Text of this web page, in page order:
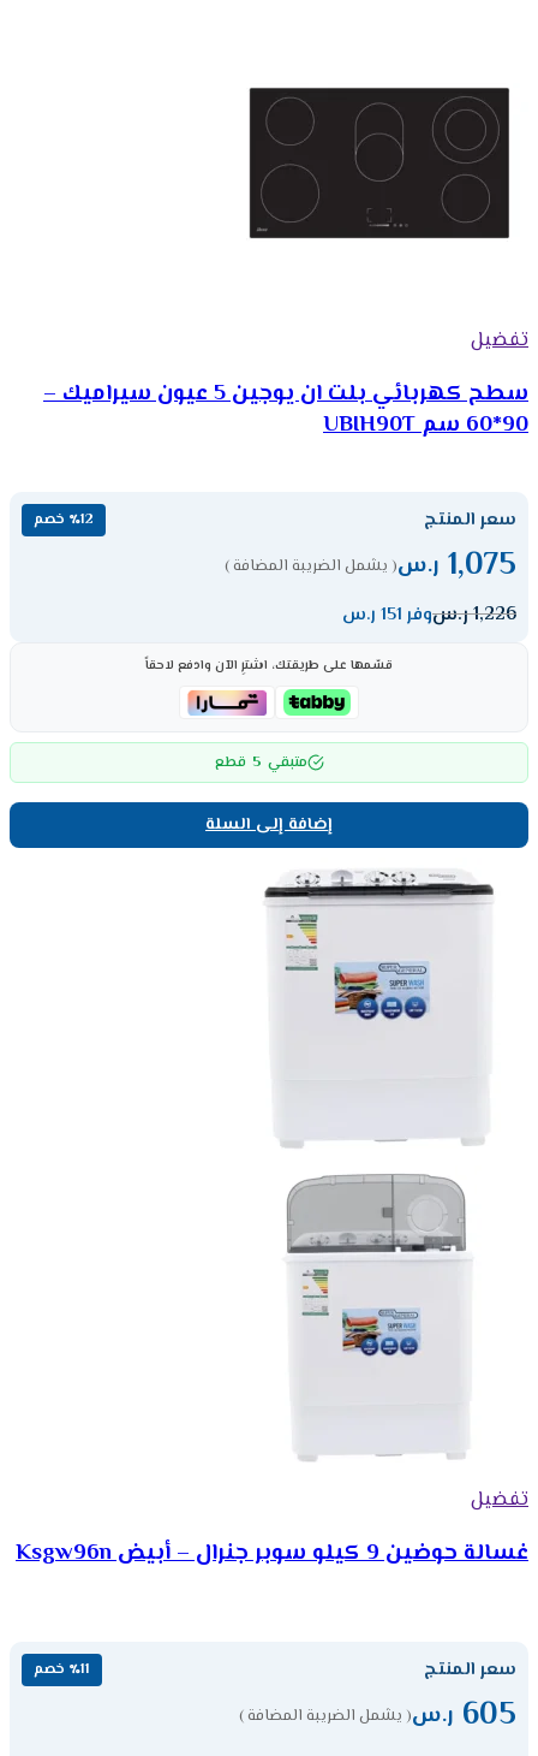
تفضيل
سطح كهربائي بلت ان يوجين 5 عيون سيراميك –
90*60 سم UBIH90T
سعر المنتج ٪12 خصم
1,075 ر.س( يشمل الضريبة المضافة )
1,226ر.سوفر 151 ر.س
قسّمها على طريقتك، اشترِ الآن وادفع لاحقاً
متبقي 5 قطع
إضافة إلى السلة
تفضيل
غسالة حوضين 9 كيلو سوبر جنرال – أبيض Ksgw96n
سعر المنتج ٪11 خصم
605 ر.س( يشمل الضريبة المضافة )